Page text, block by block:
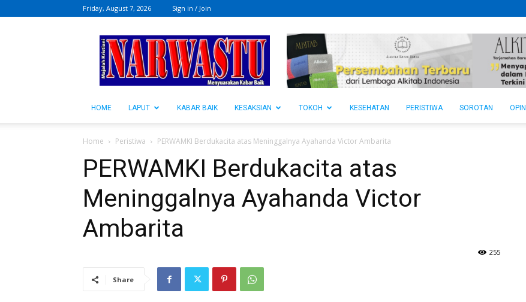
Friday, August 7, 2026 Sign in / Join
NARWASTU.ID
HOME LAPUT KABAR BAIK KESAKSIAN TOKOH KESEHATAN PERISTIWA SOROTAN OPINI
Home Peristiwa PERWAMKI Berdukacita atas Meninggalnya Ayahanda Victor Ambarita
PERWAMKI Berdukacita atas
Meninggalnya Ayahanda Victor
Ambarita
255
Share